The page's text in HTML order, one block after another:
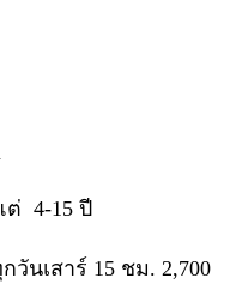
4-15 ปี
วันเสาร์ 15 ชม. 2,700